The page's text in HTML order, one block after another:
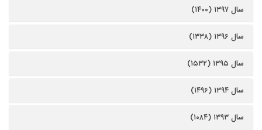
سال ۱۳۹۷ (۱۴۰۰)
سال ۱۳۹۶ (۱۳۳۸)
سال ۱۳۹۵ (۱۵۳۲)
سال ۱۳۹۴ (۱۴۹۶)
سال ۱۳۹۳ (۱۰۸۴)